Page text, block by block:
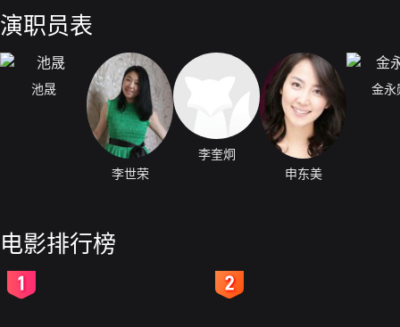
演职员表
池晟
李世荣
李奎炯
申东美
金永
电影排行榜